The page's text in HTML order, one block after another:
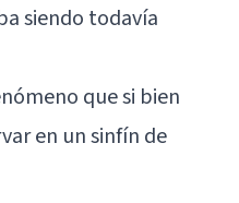
siendo todavía
que si bien
en un sinfín de